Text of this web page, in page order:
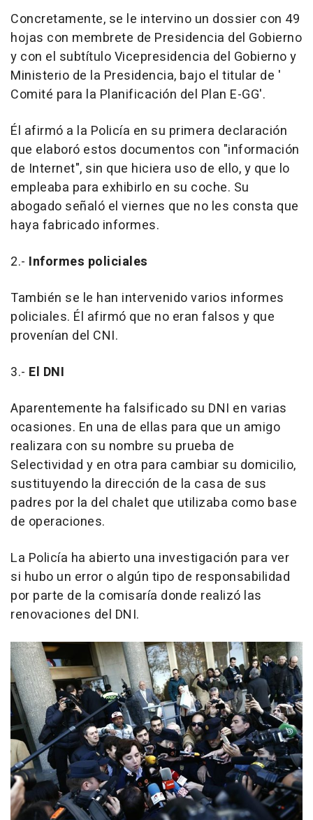
Concretamente, se le intervino un dossier con 49
hojas con membrete de Presidencia del Gobierno
y con el subtítulo Vicepresidencia del Gobierno y
Ministerio de la Presidencia, bajo el titular de '
Comité para la Planificación del Plan E-GG'.
Él afirmó a la Policía en su primera declaración
que elaboró estos documentos con "información
de Internet", sin que hiciera uso de ello, y que lo
empleaba para exhibirlo en su coche. Su
abogado señaló el viernes que no les consta que
haya fabricado informes.
2.- Informes policiales
También se le han intervenido varios informes
policiales. Él afirmó que no eran falsos y que
provenían del CNI.
3.- El DNI
Aparentemente ha falsificado su DNI en varias
ocasiones. En una de ellas para que un amigo
realizara con su nombre su prueba de
Selectividad y en otra para cambiar su domicilio,
sustituyendo la dirección de la casa de sus
padres por la del chalet que utilizaba como base
de operaciones.
La Policía ha abierto una investigación para ver
si hubo un error o algún tipo de responsabilidad
por parte de la comisaría donde realizó las
renovaciones del DNI.